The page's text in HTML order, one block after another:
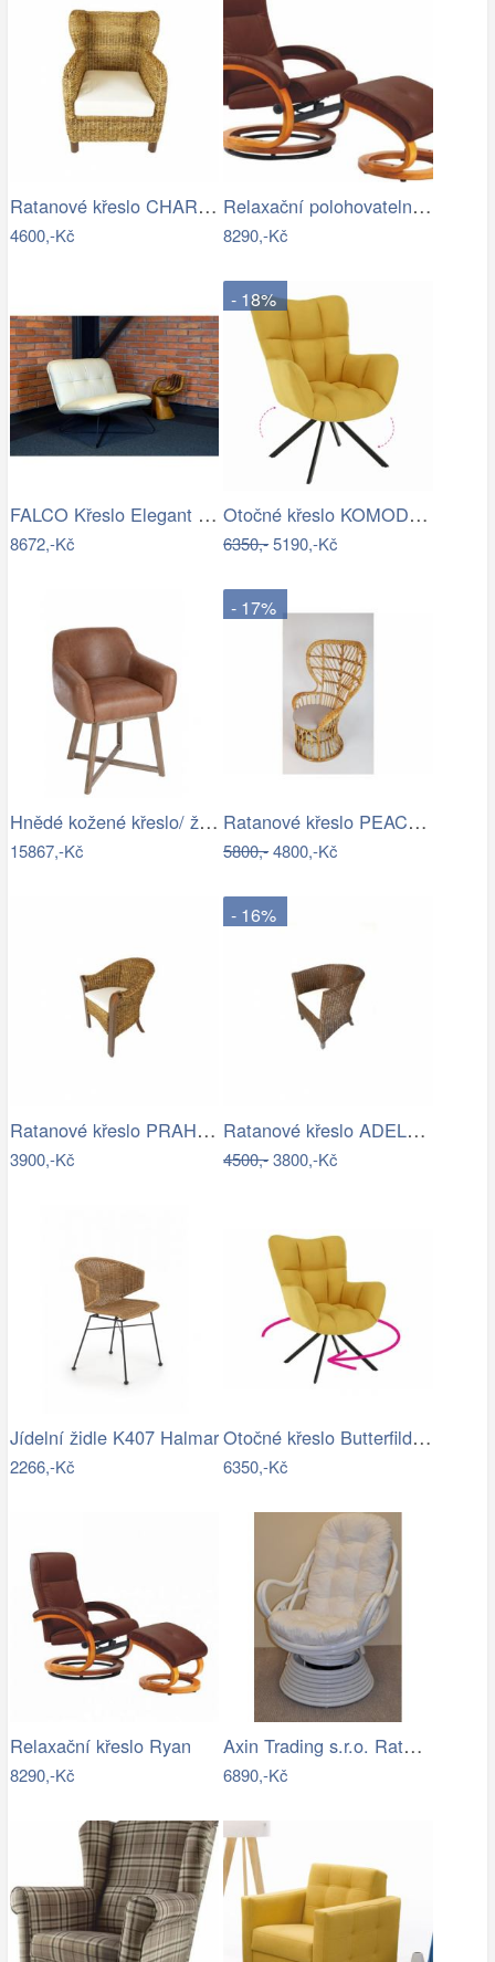
Ratanové křeslo CHARLESTON - banánový…
4600,-Kč
Relaxační polohovatelné křeslo,…
8290,-Kč
FALCO Křeslo Elegant kůže Toledo /vtahy…
8672,-Kč
- 18%
Otočné křeslo KOMODO Tempo Kondela
6350,-5190,-Kč
Hnědé kožené křeslo/ židle Venetta - 62…
15867,-Kč
- 17%
Ratanové křeslo PEACOCK - přírodní ratan
5800,-4800,-Kč
Ratanové křeslo PRAHA - banánový list
3900,-Kč
- 16%
Ratanové křeslo ADELE - tmavý med
4500,-3800,-Kč
Jídelní židle K407 Halmar
2266,-Kč
Otočné křeslo Butterfild, žlutá
6350,-Kč
Relaxační křeslo Ryan
8290,-Kč
Axin Trading s.r.o. Ratanové houpací…
6890,-Kč